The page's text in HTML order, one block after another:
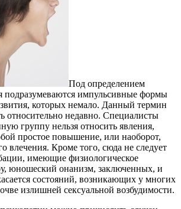
Под определением
подразумеваются импульсивные формы
которых немало. Данный термин
относительно недавно. Специалисты
группу нельзя относить явления,
простое повышение, или наоборот,
влечения. Кроме того, сюда не следует
имеющие физиологическое
юношеский онанизм, заключенных, и
состояний, возникающих у многих
излишней сексуальной возбудимости.